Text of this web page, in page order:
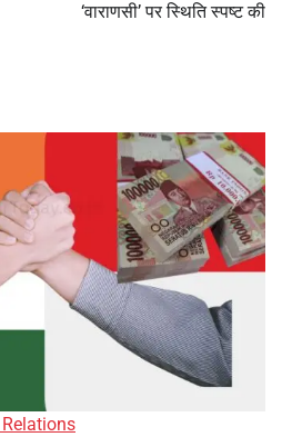
‘वाराणसी’ पर स्थिति स्पष्ट की